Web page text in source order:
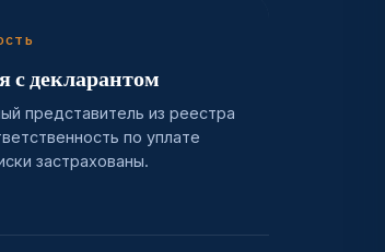
с декларантом
представитель из реестра
по уплате
застрахованы.